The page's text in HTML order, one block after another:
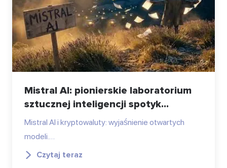
Mistral AI: pionierskie laboratorium
sztucznej inteligencji spotyk...
Mistral AI i kryptowaluty: wyjaśnienie otwartych
modeli.…
Czytaj teraz